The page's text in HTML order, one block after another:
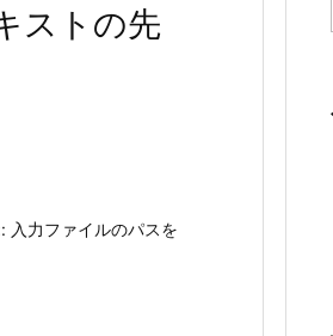
ストの先
力ファイルのパスを